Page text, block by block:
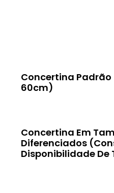
Concertina Padrão
60cm)
Concertina Em
Diferenciados
Disponibilidade De